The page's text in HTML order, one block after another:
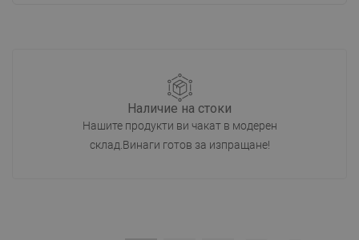
Наличие на стоки
Нашите продукти ви чакат в модерен
склад.Винаги готов за изпращане!